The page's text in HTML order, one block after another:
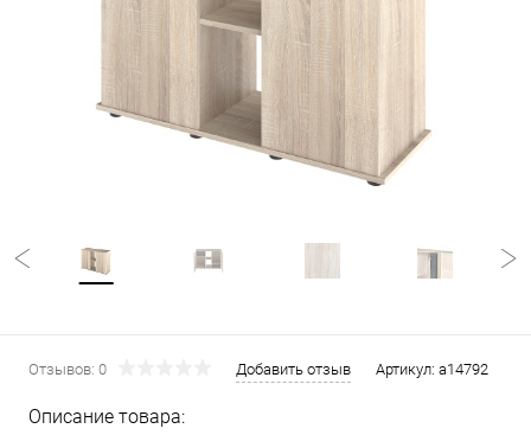
Отзывов: 0 Добавить отзыв Артикул: a14792
Описание товара: